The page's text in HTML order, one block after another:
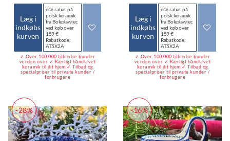
Læg i
indkøbs
kurven
6 % rabat på
polsk keramik
fra Bolesławiec
ved køb over
159 €
Rabatkode:
AT5X2A
✓ Over 100.000 tilfredse kunder
verden over ✓ Kærligt håndlavet
keramik til dit hjem ✓ Tilbud og
specialpriser til private kunder /
forbrugere
Læg i
indkøbs
kurven
6 % rabat på
polsk keramik
fra Bolesławiec
ved køb over
159 €
Rabatkode:
AT5X2A
✓ Over 100.000 tilfredse kunder
verden over ✓ Kærligt håndlavet
keramik til dit hjem ✓ Tilbud og
specialpriser til private kunder /
forbrugere
-28% -16%